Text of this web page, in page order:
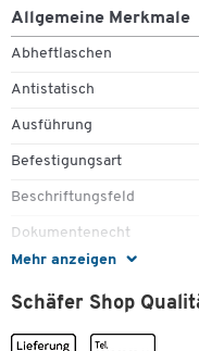
Mehr anzeigen
Allgemeine Merkmale
Abheftlaschen
Antistatisch
Ausführung
Befestigungsart
Beschriftungsfeld
Dokumentenecht
Einstecktasche
Farbe Rückenfläche
Farbe Vorderdeckel
Schäfer Shop